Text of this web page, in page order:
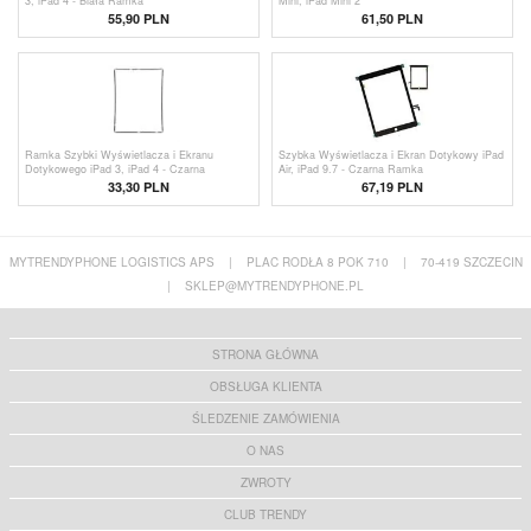
55,90 PLN 61,50 PLN
Ramka Szybki Wyświetlacza i Ekranu
Dotykowego iPad 3, iPad 4 - Czarna
33,30 PLN
Szybka Wyświetlacza i Ekran Dotykowy iPad
Air, iPad 9.7 - Czarna Ramka
67,19 PLN
MYTRENDYPHONE LOGISTICS APS | PLAC RODŁA 8 POK 710 |
70-419 SZCZECIN
|
SKLEP@MYTRENDYPHONE.PL
STRONA GŁÓWNA
OBSŁUGA KLIENTA
ŚLEDZENIE ZAMÓWIENIA
O NAS
ZWROTY
CLUB TRENDY